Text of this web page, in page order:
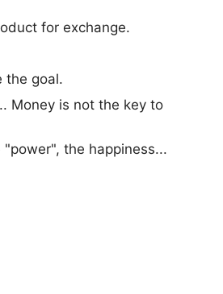
for exchange.
the goal.
Money is not the key to
the happiness...